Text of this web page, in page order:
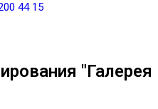
44 15
"Галерея